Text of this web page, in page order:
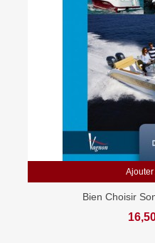
Ajouter
Bien Choisir